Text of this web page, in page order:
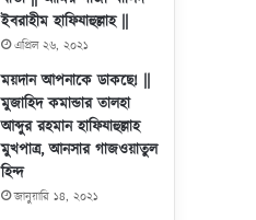
ইবরাহীম হাফিযাহুল্লাহ ||
এপ্রিল ২৬, ২০২১
ময়দান আপনাকে ডাকছে! ||
মুজাহিদ কমান্ডার তালহা
আব্দুর রহমান হাফিযাহুল্লাহ
মুখপাত্র, আনসার গাজওয়াতুল
হিন্দ
জানুয়ারি ১৪, ২০২১